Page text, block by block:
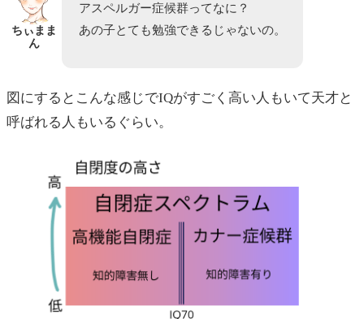
ちぃまま
ん
アスペルガー症候群ってなに？
あの子とても勉強できるじゃないの。
図にするとこんな感じでIQがすごく高い人もいて天才と
呼ばれる人もいるぐらい。